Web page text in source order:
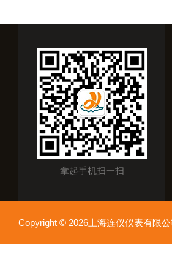
拿起手机扫一扫
Copyright © 2026上海连仪仪表有限